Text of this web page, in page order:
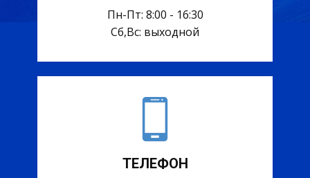
Пн-Пт: 8:00 - 16:30
Сб,Вс: выходной
ТЕЛЕФОН